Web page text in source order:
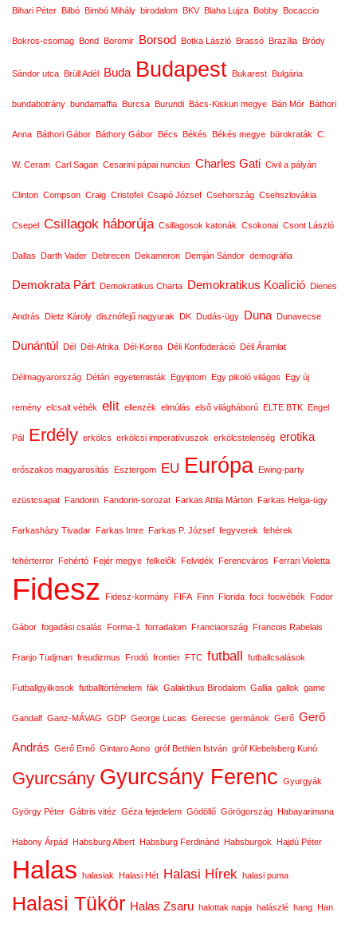
Bihari Péter Bilbó Bimbó Mihály birodalom BKV Blaha Lujza Bobby Bocaccio
Bokros-csomag Bond Boromir Borsod Botka László Brassó Brazília Bródy
Sándor utca Brüll Adél Buda Budapest Bukarest Bulgária
bundabotrány bundamaffia Burcsa Burundi Bács-Kiskun megye Bán Mór Báthori
Anna Báthori Gábor Báthory Gábor Bécs Békés Békés megye bürokraták C.
W. Ceram Carl Sagan Cesarini pápai nuncius Charles Gati Civil a pályán
Clinton Compson Craig Cristofel Csapó József Csehország Csehszlovákia
Csepel Csillagok háborúja Csillagosok katonák Csokonai Csont László
Dallas Darth Vader Debrecen Dekameron Demján Sándor demográfia
Demokrata Párt Demokratikus Charta Demokratikus Koalíció Dienes
András Dietz Károly disznófejű nagyurak DK Dudás-ügy Duna Dunavecse
Dunántúl Dél Dél-Afrika Dél-Korea Déli Konföderáció Déli Áramlat
Délmagyarország Détári egyetemisták Egyiptom Egy pikoló világos Egy új
remény elcsalt vébék elit ellenzék elmúlás első világháború ELTE BTK Engel
Pál Erdély erkölcs erkölcsi imperatívuszok erkölcstelenség erotika
erőszakos magyarosítás Esztergom EU Európa Ewing-party
ezüstcsapat Fandorin Fandorin-sorozat Farkas Attila Márton Farkas Helga-ügy
Farkasházy Tivadar Farkas Imre Farkas P. József fegyverek fehérek
fehérterror Fehértó Fejér megye felkelők Felvidék Ferencváros Ferrari Violetta
Fidesz Fidesz-kormány FIFA Finn Florida foci focivébék Fodor
Gábor fogadási csalás Forma-1 forradalom Franciaország Francois Rabelais
Franjo Tudjman freudizmus Frodó frontier FTC futball futballcsalások
Futballgyilkosok futballtörténelem fák Galaktikus Birodalom Gallia gallok game
Gandalf Ganz-MÁVAG GDP George Lucas Gerecse germánok Gerő Gerő
András Gerő Ernő Gintaro Aono gróf Bethlen István gróf Klebelsberg Kunó
Gyurcsány Gyurcsány Ferenc Gyurgyák
György Péter Gábris vitéz Géza fejedelem Gödöllő Görögország Habayarimana
Habony Árpád Habsburg Albert Habsburg Ferdinánd Habsburgok Hajdú Péter
Halas halasiak Halasi Hét Halasi Hírek halasi puma
Halasi Tükör Halas Zsaru halottak napja halászlé hang Han